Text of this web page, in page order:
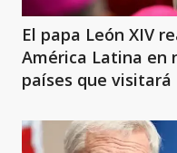
El papa León XIV
América Latina en
países que visitará